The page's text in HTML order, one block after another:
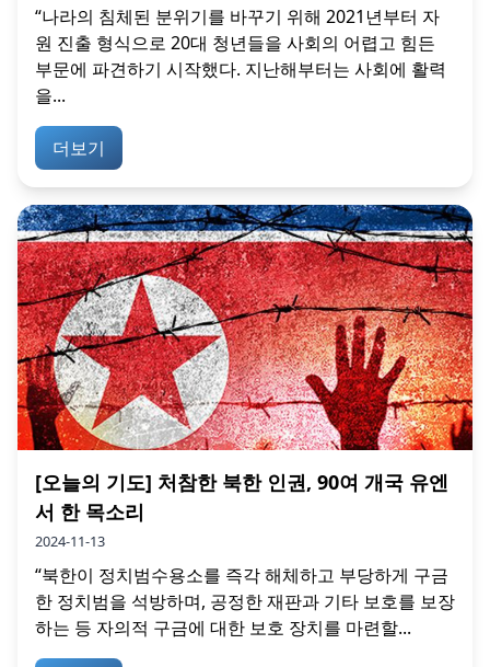
“나라의 침체된 분위기를 바꾸기 위해 2021년부터 자
원 진출 형식으로 20대 청년들을 사회의 어렵고 힘든
부문에 파견하기 시작했다. 지난해부터는 사회에 활력
을...
더보기
[오늘의 기도] 처참한 북한 인권, 90여 개국 유엔
서 한 목소리
2024-11-13
“북한이 정치범수용소를 즉각 해체하고 부당하게 구금
한 정치범을 석방하며, 공정한 재판과 기타 보호를 보장
하는 등 자의적 구금에 대한 보호 장치를 마련할...